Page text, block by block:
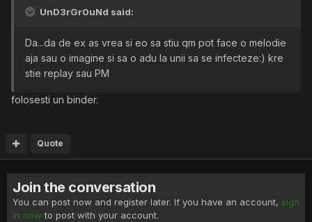
UnD3rGr0uNd said:
Da...da de ex as vrea si eo sa stiu qm pot face o melodie
aja sau o imagine si sa o adu la unii sa se infecteze:) kre
stie replay sau PM
folosesti un binder.
Quote
Join the conversation
You can post now and register later. If you have an account, sign
in now to post with your account.